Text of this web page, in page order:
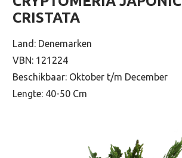
CRISTATA
Land: Denemarken
VBN: 121224
Beschikbaar: Oktober t/m December
Lengte: 40-50 Cm